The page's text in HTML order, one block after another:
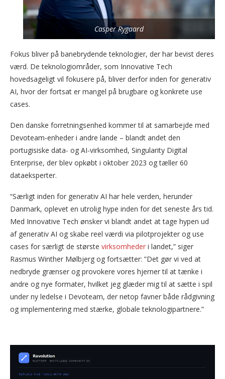
Casper Rygaard
Fokus bliver på banebrydende teknologier, der har bevist deres
værd. De teknologiområder, som Innovative Tech
hovedsageligt vil fokusere på, bliver derfor inden for generativ
AI, hvor der fortsat er mangel på brugbare og konkrete use
cases.
Den danske forretningsenhed kommer til at samarbejde med
Devoteam-enheder i andre lande – blandt andet den
portugisiske data- og AI-virksomhed, Singularity Digital
Enterprise, der blev opkøbt i oktober 2023 og tæller 60
dataeksperter.
“Særligt inden for generativ AI har hele verden, herunder
Danmark, oplevet en utrolig hype inden for det seneste års tid.
Med Innovative Tech ønsker vi blandt andet at tage hypen ud
af generativ AI og skabe reel værdi via pilotprojekter og use
cases for særligt de største virksomheder i landet,” siger
Rasmus Winther Mølbjerg og fortsætter: ”Det gør vi ved at
nedbryde grænser og provokere vores hjerner til at tænke i
andre og nye formater, hvilket jeg glæder mig til at sætte i spil
under ny ledelse i Devoteam, der netop favner både rådgivning
og implementering med stærke, globale teknologipartnere.”